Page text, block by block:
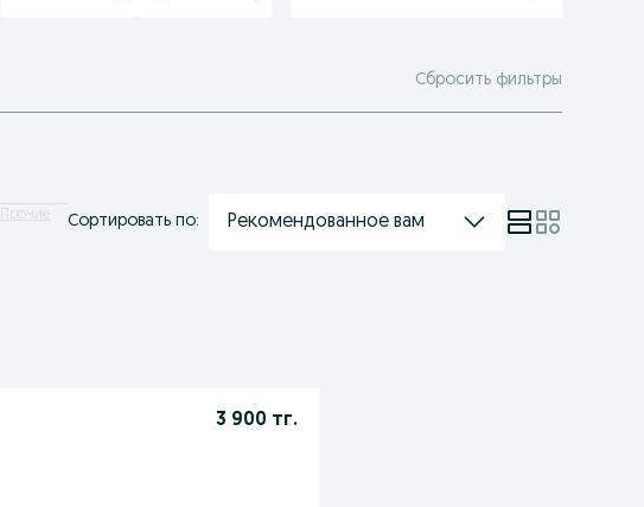
Сбросить фильтры
Прочие
Сортировать по: Рекомендованное вам
3 900 тг.